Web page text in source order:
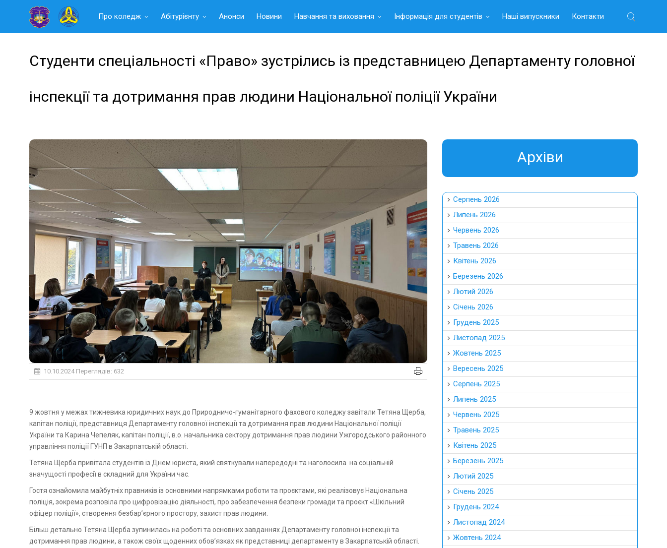
Читать
Про коледж Абітурієнту Анонси Новини Навчання та виховання Інформація для студентів Наші випускники Контакти
Студенти спеціальності «Право» зустрілись із представницею Департаменту головної
інспекції та дотримання прав людини Національної поліції України
10.10.2024Переглядів: 632
9 жовтня у межах тижневика юридичних наук до Природничо-гуманітарного фахового коледжу завітали Тетяна Щерба,
капітан поліції, представниця Департаменту головної інспекції та дотримання прав людини Національної поліції
України та Карина Чепеляк, капітан поліції, в.о. начальника сектору дотримання прав людини Ужгородського районного
управління поліції ГУНП в Закарпатській області.
Тетяна Щерба привітала студентів із Днем юриста, який святкували напередодні та наголосила на соціальній
значущості професії в складний для України час.
Гостя ознайомила майбутніх правників із основними напрямками роботи та проєктами, які реалізовує Національна
поліція, зокрема розповіла про цифровізацію діяльності, про забезпечення безпеки громади та проєкт «Шкільний
офіцер поліції», створення безбар’єрного простору, захист прав людини.
Більш детально Тетяна Щерба зупинилась на роботі та основних завданнях Департаменту головної інспекції та
дотримання прав людини, а також своїх щоденних обов’язках як представниці департаменту в Закарпатській області.
Aрхіви
Серпень 2026
Липень 2026
Червень 2026
Травень 2026
Квітень 2026
Березень 2026
Лютий 2026
Січень 2026
Грудень 2025
Листопад 2025
Жовтень 2025
Вересень 2025
Серпень 2025
Липень 2025
Червень 2025
Травень 2025
Квітень 2025
Березень 2025
Лютий 2025
Січень 2025
Грудень 2024
Листопад 2024
Жовтень 2024